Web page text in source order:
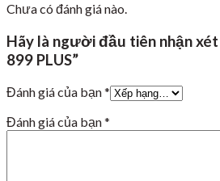
Chưa có đánh giá nào.
Hãy là người đầu tiên nhận
899 PLUS”
Đánh giá của bạn*
Đánh giá của bạn*